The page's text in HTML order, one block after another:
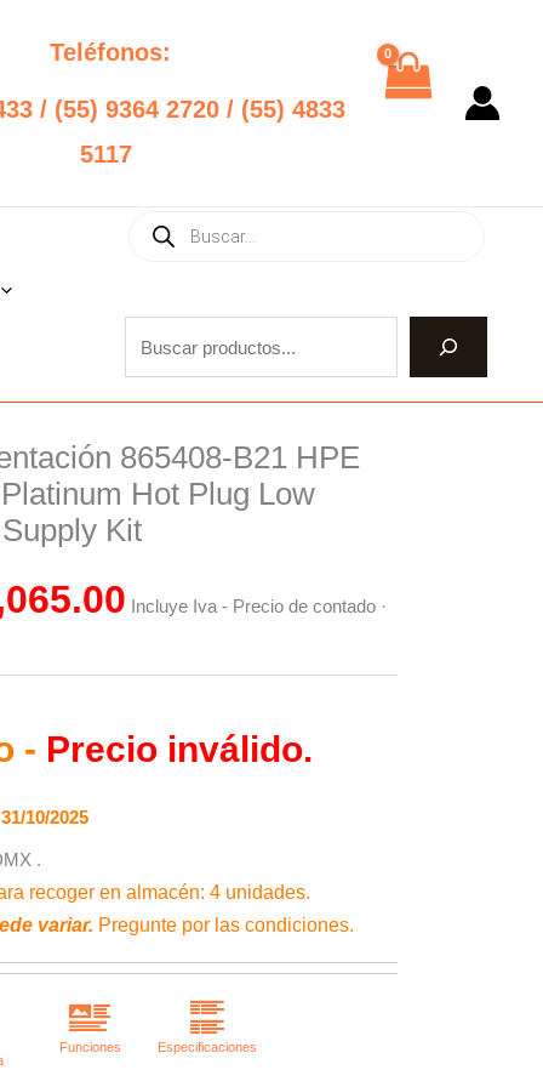
Teléfonos:
/ (55) 9364 2720 / (55) 4833
5117
search
Buscar
865408-B21 HPE
Hot Plug Low
Kit
Current
price
$11,065.00.
Incluye Iva - Precio de contado ·
- Precio inválido.
10/2025
.
recoger en almacén: 4 unidades.
variar. Pregunte por las condiciones.